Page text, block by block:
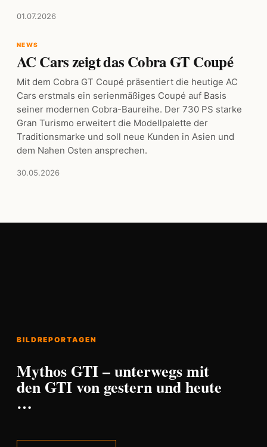
01.07.2026
NEWS
AC Cars zeigt das Cobra GT Coupé
Mit dem Cobra GT Coupé präsentiert die heutige AC
Cars erstmals ein serienmäßiges Coupé auf Basis
seiner modernen Cobra-Baureihe. Der 730 PS starke
Gran Turismo erweitert die Modellpalette der
Traditionsmarke und soll neue Kunden in Asien und
dem Nahen Osten ansprechen.
30.05.2026
BILDREPORTAGEN
Mythos GTI – unterwegs mit
den GTI von gestern und heute
…